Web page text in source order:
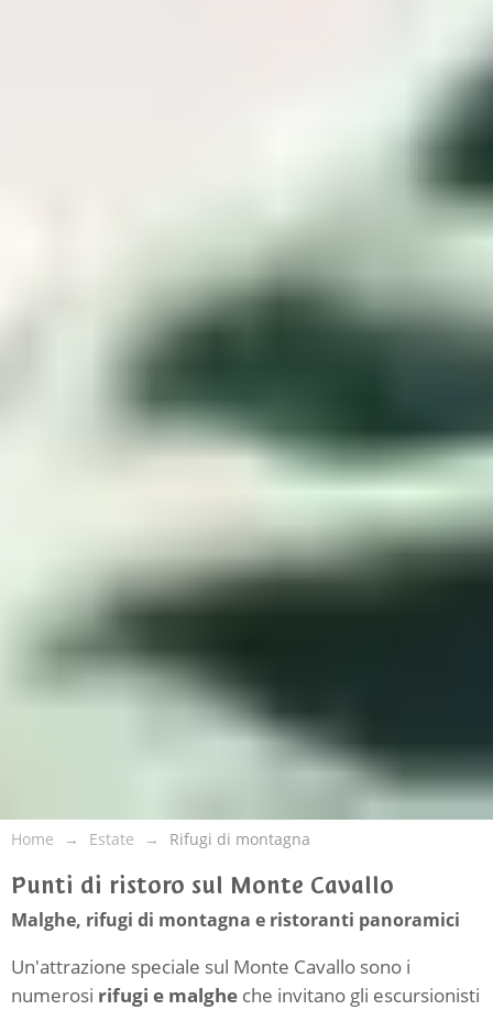
Home Estate Rifugi di montagna
Punti di ristoro sul Monte Cavallo
Malghe, rifugi di montagna e ristoranti panoramici
Un'attrazione speciale sul Monte Cavallo sono i
numerosi rifugi e malghe che invitano gli escursionisti